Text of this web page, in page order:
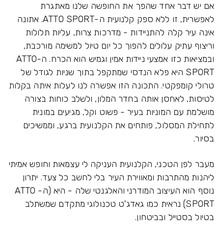
אם יש דבר אחד שהפך את החופשה שלנו מאתגרת
לאפשרית, זו ללא ספק קלנועית ה-ATTO SPORT. אתונה
אינה עיר קלה להתניידות - מדרכות צרות, עליות תלולות
וריצוף עתיק עלולים להפוך כל יום טיול למשימה מורכבת,
ובמציאות כזו אמצעי ניידות אמין וגמיש הוא הכרח. ה-ATTO
SPORT היא פלא הנדסי שמתקפל בתוך שניות לגודל של
טרולי קומפקטי. התכונה הזו אפשרה לנו לעלות איתה בקלות
לטיסות, לאחסן אותה בחדר המלון, ולשלב כוחות בצורה
מושלמת עם המוניות בעיר - פשוט וקל, מגיעים במונית
לתחילת המסלול, פותחים את הקלנועית ברגע, וממשיכים
בסיור.
מעבר לפן הטכני, הקלנועית העניקה לי עצמאות וחופש אמיתי
ליהנות מהתרבות ומאווירת העיר בלי לחשב כל צעד. יתרון
נוסף הוא העיצוב המודרני והאלגנטי שלה - היא (ה- ATTO
SPORT) נראית כמו גאדג'ט טכנולוגי מתקדם שמשתלב
בטיול בסטייל ובביטחון.